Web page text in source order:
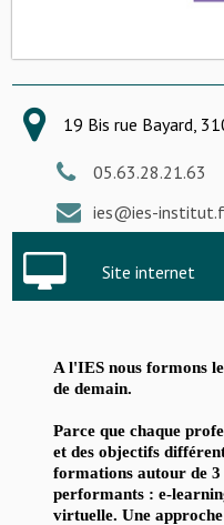
19 Bis rue Bayard,
05.63.28.21.63
ies@ies-
Site internet
A l'IES nous formons
de demain.
Parce que chaque
et des objectifs
formations autour de
performants : e-
virtuelle. Une